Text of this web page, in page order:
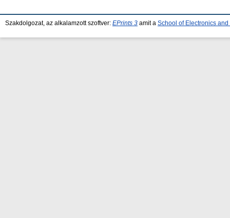
Szakdolgozat, az alkalamzott szoftver: EPrints 3 amit a School of Electronics